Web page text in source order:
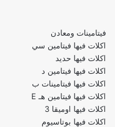
فيتامينات ومعادن
اكلات فيها فيتامين سي
اكلات فيها حديد
اكلات فيها فيتامين د
اكلات فيها فيتامينات ب
اكلات فيها فيتامين هـ E
اكلات فيها اوميقا 3
اكلات فيها بوتاسيوم